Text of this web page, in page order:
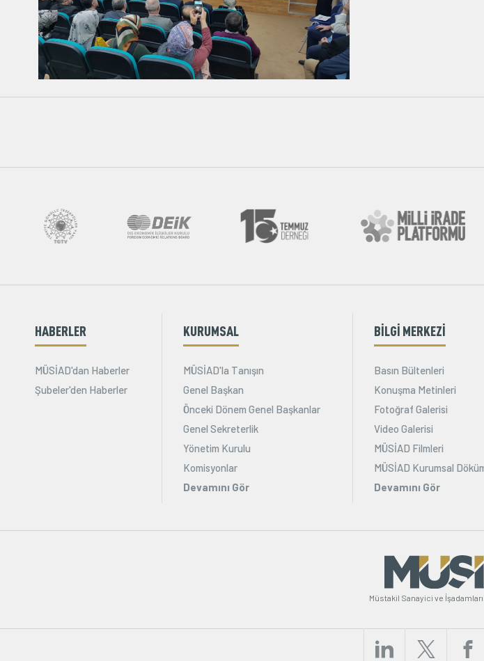
HABERLER
MÜSİAD'dan Haberler
Şubeler'den Haberler
KURUMSAL
MÜSİAD'la Tanışın
Genel Başkan
Önceki Dönem Genel Başkanlar
Genel Sekreterlik
Yönetim Kurulu
Komisyonlar
Devamını Gör
BİLGİ MERKEZİ
Basın Bültenleri
Konuşma Metinleri
Fotoğraf Galerisi
Video Galerisi
MÜSİAD Filmleri
MÜSİAD Kurumsal
Devamını Gör
Müstakil Sanayici ve